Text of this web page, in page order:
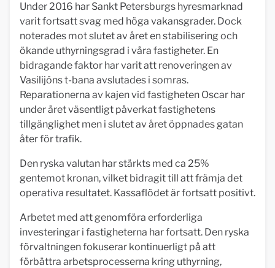
Under 2016 har Sankt Petersburgs hyresmarknad
varit fortsatt svag med höga vakansgrader. Dock
noterades mot slutet av året en stabilisering och
ökande uthyrningsgrad i våra fastigheter. En
bidragande faktor har varit att renoveringen av
Vasilijöns t-bana avslutades i somras.
Reparationerna av kajen vid fastigheten Oscar har
under året väsentligt påverkat fastighetens
tillgänglighet men i slutet av året öppnades gatan
åter för trafik.
Den ryska valutan har stärkts med ca 25%
gentemot kronan, vilket bidragit till att främja det
operativa resultatet. Kassaflödet är fortsatt positivt.
Arbetet med att genomföra erforderliga
investeringar i fastigheterna har fortsatt. Den ryska
förvaltningen fokuserar kontinuerligt på att
förbättra arbetsprocesserna kring uthyrning,